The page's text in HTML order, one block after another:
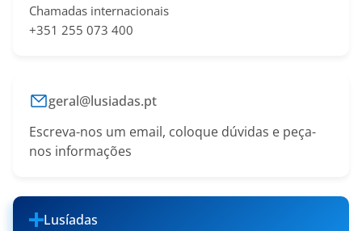
Chamadas internacionais
+351 255 073 400
geral@lusiadas.pt
Escreva-nos um email, coloque dúvidas e peça-
nos informações
Lusíadas